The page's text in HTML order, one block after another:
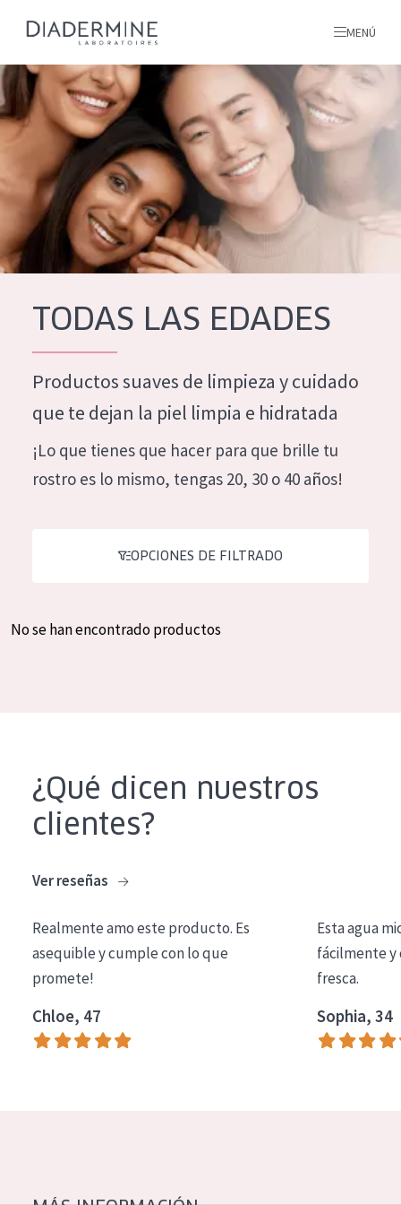
TIPO DE PRODUCTO
Hidratación y luminosidad
Reducción de arrugas
Regeneración
Piel menopáusica
Crema de día
Limpieza
COLECCIÓN
Lift+
Expert
TIPO DE PIEL
Piel sensible
Piel normal y seca
TODOS NUESTROS
PRODUCTOS
todos nuestros productos
MENÚ
INICIO
INGREDIENTES
MÁS SOBRE NOSOTROS
INSPIRACIÓN
contacto
French
German
Spanish
TODAS LAS EDADES
Productos suaves de limpieza y cuidado
que te dejan la piel limpia e hidratada
¡Lo que tienes que hacer para que brille tu
rostro es lo mismo, tengas 20, 30 o 40 años!
OPCIONES DE FILTRADO
No se han encontrado productos
¿Qué dicen nuestros
clientes?
Ver reseñas
Realmente amo este producto. Es
asequible y cumple con lo que
promete!
Chloe, 47
Esta agua
fácilmente y
fresca.
Sophia, 34